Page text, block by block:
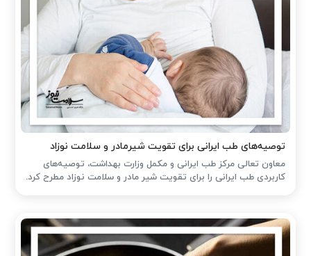
توصیه‌های طب ایرانی برای تقویت شیرمادر و سلامت نوزاد
معاون تعالی مرکز طب ایرانی و مکمل وزارت بهداشت، توصیه‌های
کاربردی طب ایرانی را برای تقویت شیر مادر و سلامت نوزاد مطرح کرد.